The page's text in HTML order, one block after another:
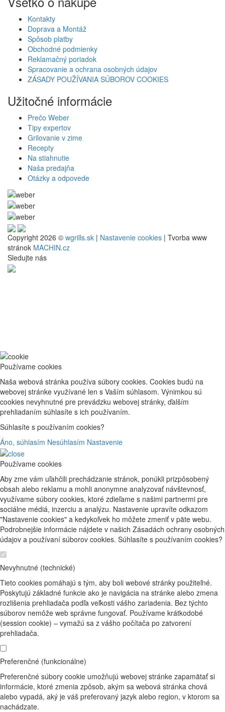
Kontakty
Doprava a Montáž
Spôsob platby
Obchodné podmienky
Reklamačný poriadok
Spracovanie a ochrana osobných údajov
ZÁSADY POUŽÍVANIA SÚBOROV COOKIES
Užitočné informácie
Prečo Weber
Tipy expertov
Grilovanie v zime
Recepty
Na stiahnutie
Naša predajňa
Otázky a odpovede
Copyright 2026 © wgrills.sk | Nastavenie cookies | Tvorba www
stránok MACHIN.cz
Sledujte nás
Používame cookies
Naša webová stránka používa súbory cookies. Cookies budú na
webovej stránke využívané len s Vaším súhlasom. Výnimkou sú
cookies nevyhnutné pre prevádzku webovej stránky, ďalším
prehliadaním súhlasíte s ich používaním.
Súhlasíte s používaním cookies?
Áno, súhlasím Nesúhlasím Nastavenie
Používame cookies
Aby zme vám uľahčili prechádzanie stránok, ponúkli prizpôsobený
obsah alebo reklamu a mohli anonymne analyzovať návštevnosť,
využívame súbory cookies, ktoré zdieľame s našimi partnermi pre
sociálne médiá, inzerciu a analýzu. Nastavenie upravíte odkazom
"Nastavenie cookies" a kedykoľvek ho môžete zmeniť v päte webu.
Podrobnejšie informácie nájdete v našich Zásadách ochrany osobných
údajov a používaní súborov cookies. Súhlasíte s používaním cookies?
Nevyhnutné (technické)
Tieto cookies pomáhajú s tým, aby boli webové stránky použiteľné.
Poskytujú základné funkcie ako je navigácia na stránke alebo zmena
rozlišenia prehliadača podľa veľkosti vášho zariadenia. Bez týchto
súborov nemôže web správne fungovať. Používame krátkodobé
(session cookie) – vymažú sa z vášho počítača po zatvorení
prehliadača.
Preferenčné (funkcionálne)
Preferenčné súbory cookie umožňujú webovej stránke zapamätať si
informácie, ktoré zmenia zpôsob, akým sa webová stránka chová
alebo vypadá, aký je váš preferovaný jazyk alebo region, v ktorom sa
nachádzate.